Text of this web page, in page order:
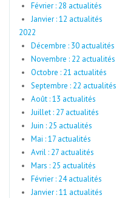
Février : 28 actualités
Janvier : 12 actualités
2022
Décembre : 30 actualités
Novembre : 22 actualités
Octobre : 21 actualités
Septembre : 22 actualités
Août : 13 actualités
Juillet : 27 actualités
Juin : 25 actualités
Mai : 17 actualités
Avril : 27 actualités
Mars : 25 actualités
Février : 24 actualités
Janvier : 11 actualités